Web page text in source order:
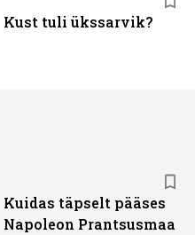
Kust tuli ükssarvik?
Kuidas täpselt pääses
Napoleon Prantsusmaa